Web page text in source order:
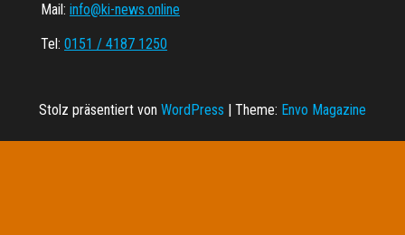
Mail: info@ki-news.online
Tel: 0151 / 4187 1250
Stolz präsentiert von WordPress | Theme: Envo Magazine